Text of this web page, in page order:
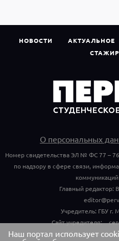
НОВОСТИ АКТУАЛЬНОЕ
О персональных
Номер свидетельства ЭЛ № ФС 77 –
по надзору в сфере связи,
Главный редактор:
Учредитель: ГБУ г.
Сайт учредителя:
Обращения
Наш портал использует